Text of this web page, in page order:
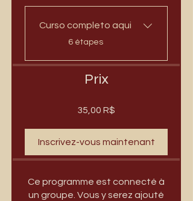
Curso completo aqui
.
6 étapes
Prix
35,00 R$
Inscrivez-vous maintenant
Ce programme est connecté à
un groupe. Vous y serez ajouté